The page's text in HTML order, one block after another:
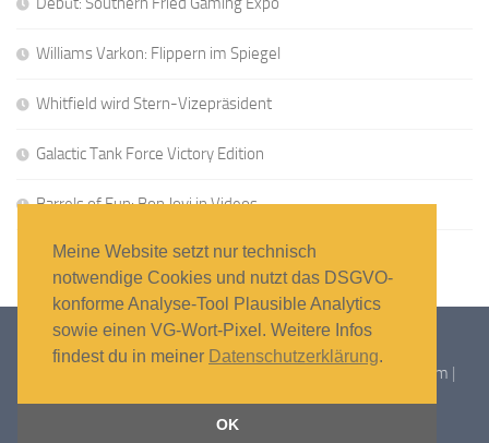
Williams Varkon: Flippern im Spiegel
Whitfield wird Stern-Vizepräsident
Galactic Tank Force Victory Edition
Barrels of Fun: Bon Jovi in Videos
Impressum |
Meine Website setzt nur technisch
notwendige Cookies und nutzt das DSGVO-
konforme Analyse-Tool Plausible Analytics
sowie einen VG-Wort-Pixel. Weitere Infos
findest du in meiner Datenschutzerklärung.
OK